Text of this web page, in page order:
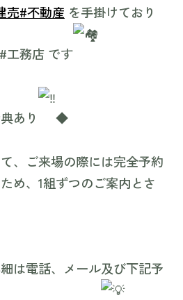
売#不動産 を手掛けており
工務店 です
あり ◆⁡
、ご来場の際には完全予約
め、1組ずつのご案内とさ
は電話、メール及び下記予